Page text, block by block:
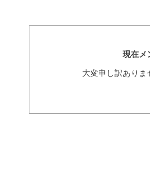
現在メ
大変申し訳あり